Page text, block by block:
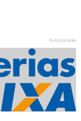
Publicidade